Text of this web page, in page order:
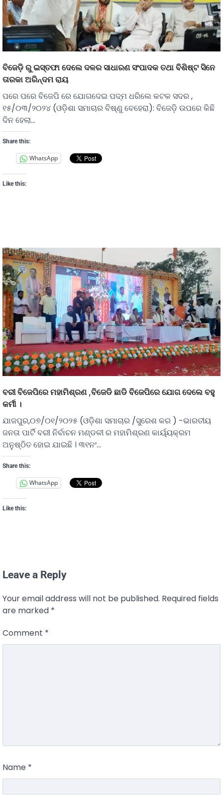
ବିଜେଡ଼ି ରୁ ଇସ୍ତଫା ଦେଲେ ଦଳର ସାଧାରଣ ସଂପାଦକ ତଥା ବିଶିଷ୍ଟ ସିନେ
ତାରକା ଅରିନ୍ଦମ ରାୟ
ପରେ ପରେ ବିଜେପି ରେ ଯୋଗଦେଇ ପଦ୍ମ ଧରିଲେ କଟକ ସଦର ,
୧୫/୦୩/୨୦୨୪ (ଓଡ଼ିଶା ସମାଚାର ବିଷ୍ଣୁ ବେହେରା): ବିଜେଡ଼ି ଉପରେ କିଛି
ଦିନ ହେଲା…
Share this:
WhatsApp
Like this:
ବରୀ ବିଜେପିରେ ମହାମିଶ୍ରଣ ,ବିଜେଡି ଛାଡି ବିଜେପିରେ ଯୋଗ ଦେଲେ ବହୁ
କର୍ମୀ ।
ଯାଜପୁର,୦୭/୦୧/୨୦୨୫ (ଓଡ଼ିଶା ସମାଚାର /ସୁରେଶ କର ) -ଭାରତୀୟ
ଜନତା ପାର୍ଟି ବରୀ ନିର୍ବାଚନ ମଣ୍ଡଳୀ ର ମହାମିଶ୍ରଣ କାର୍ୟ୍ୟକ୍ରମ
ଅନୁଷ୍ଠିତ ହୋଇ ଯାଇଛି । ୩୧ନଂ…
Share this:
WhatsApp
Like this:
Leave a Reply
Your email address will not be published. Required fields
are marked *
Comment *
Name *